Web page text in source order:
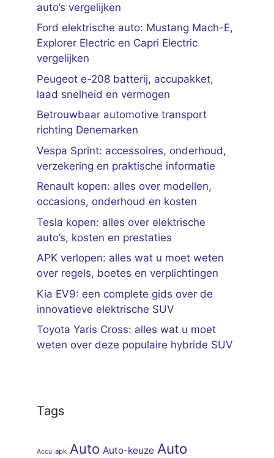
auto’s vergelijken
Ford elektrische auto: Mustang Mach-E,
Explorer Electric en Capri Electric
vergelijken
Peugeot e-208 batterij, accupakket,
laad snelheid en vermogen
Betrouwbaar automotive transport
richting Denemarken
Vespa Sprint: accessoires, onderhoud,
verzekering en praktische informatie
Renault kopen: alles over modellen,
occasions, onderhoud en kosten
Tesla kopen: alles over elektrische
auto’s, kosten en prestaties
APK verlopen: alles wat u moet weten
over regels, boetes en verplichtingen
Kia EV9: een complete gids over de
innovatieve elektrische SUV
Toyota Yaris Cross: alles wat u moet
weten over deze populaire hybride SUV
Tags
Accu apk Auto Auto-keuze Auto